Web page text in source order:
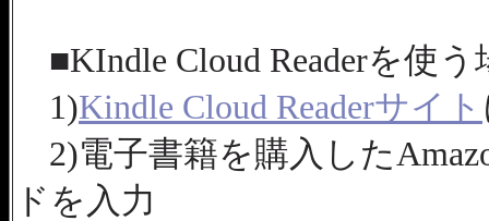
■KIndle Cloud Readerを使う
1)Kindle Cloud Readerサイト
2)電子書籍を購入した
ドを入力